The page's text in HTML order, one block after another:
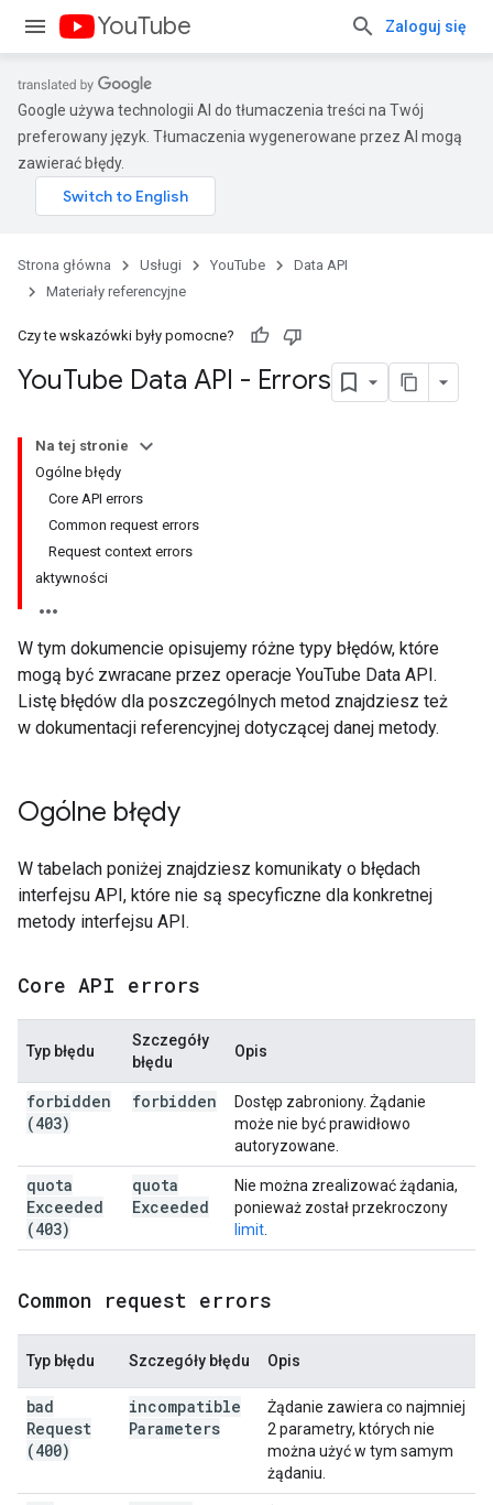
YouTube Zaloguj się
Google używa technologii AI do tłumaczenia treści na Twój
preferowany język. Tłumaczenia wygenerowane przez AI mogą
zawierać błędy.
Strona główna Usługi YouTube
Data API
Materiały referencyjne
Czy te wskazówki były pomocne?
YouTube Data API - Errors
Na tej stronie
Ogólne błędy
Core API errors
Common request errors
Request context errors
aktywności
W tym dokumencie opisujemy różne typy błędów, które
mogą być zwracane przez operacje YouTube Data API.
Listę błędów dla poszczególnych metod znajdziesz też
w dokumentacji referencyjnej dotyczącej danej metody.
Ogólne błędy
W tabelach poniżej znajdziesz komunikaty o błędach
interfejsu API, które nie są specyficzne dla konkretnej
metody interfejsu API.
Core API errors
Typ błędu
Szczegóły
błędu
Opis
forbidden
(403)
forbidden
Dostęp zabroniony. Żądanie
może nie być prawidłowo
autoryzowane.
quota
Exceeded
(403)
quota
Exceeded
Nie można zrealizować żądania,
ponieważ został przekroczony
limit
Common request errors
Typ błędu Szczegóły błędu Opis
bad
Request
(400)
incompatible
Parameters
Żądanie zawiera co najmniej
2 parametry, których nie
można użyć w tym samym
żądaniu.